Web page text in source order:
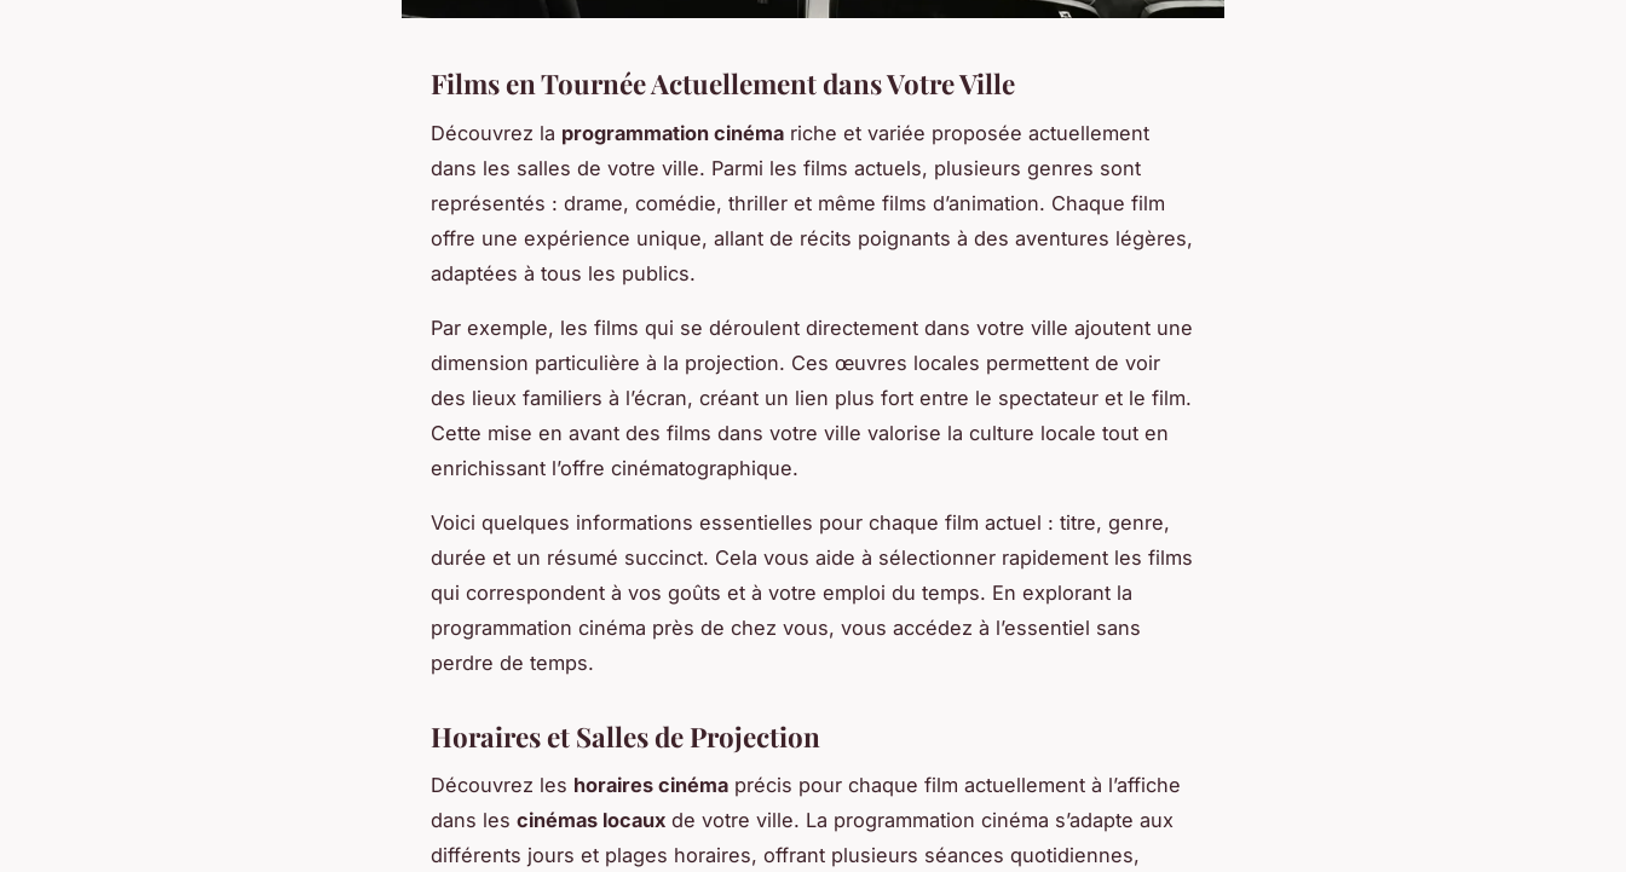
Films en Tournée Actuellement dans Votre Ville
Découvrez la programmation cinéma riche et variée proposée actuellement
dans les salles de votre ville. Parmi les films actuels, plusieurs genres sont
représentés : drame, comédie, thriller et même films d’animation. Chaque film
offre une expérience unique, allant de récits poignants à des aventures légères,
adaptées à tous les publics.
Par exemple, les films qui se déroulent directement dans votre ville ajoutent une
dimension particulière à la projection. Ces œuvres locales permettent de voir
des lieux familiers à l’écran, créant un lien plus fort entre le spectateur et le film.
Cette mise en avant des films dans votre ville valorise la culture locale tout en
enrichissant l’offre cinématographique.
Voici quelques informations essentielles pour chaque film actuel : titre, genre,
durée et un résumé succinct. Cela vous aide à sélectionner rapidement les films
qui correspondent à vos goûts et à votre emploi du temps. En explorant la
programmation cinéma près de chez vous, vous accédez à l’essentiel sans
perdre de temps.
Horaires et Salles de Projection
Découvrez les horaires cinéma précis pour chaque film actuellement à l’affiche
dans les cinémas locaux de votre ville. La programmation cinéma s’adapte aux
différents jours et plages horaires, offrant plusieurs séances quotidiennes,